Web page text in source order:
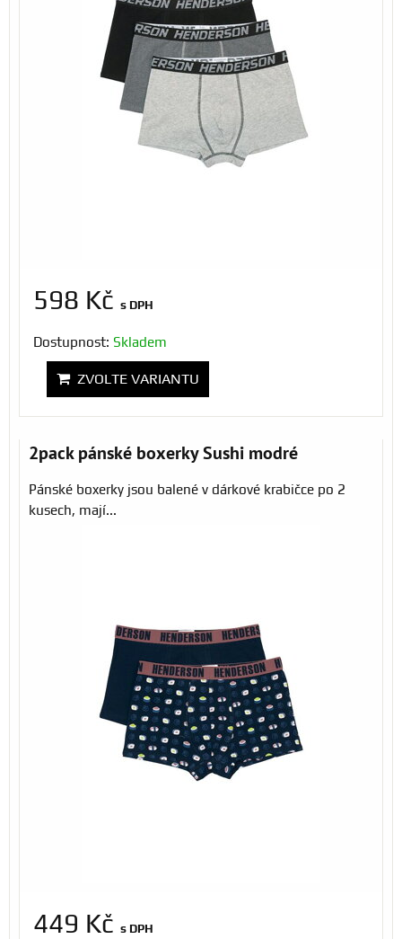
598 Kč s DPH
Dostupnost: Skladem
ZVOLTE VARIANTU
2pack pánské boxerky Sushi modré
Pánské boxerky jsou balené v dárkové krabičce po 2
kusech, mají...
449 Kč s DPH